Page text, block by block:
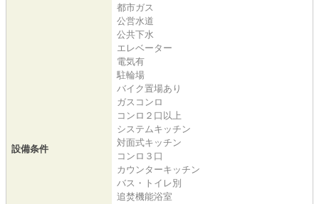
設備条件
都市ガス
公営水道
公共下水
エレベーター
電気有
駐輪場
バイク置場あり
ガスコンロ
コンロ２口以上
システムキッチン
対面式キッチン
コンロ３口
カウンターキッチン
バス・トイレ別
追焚機能浴室